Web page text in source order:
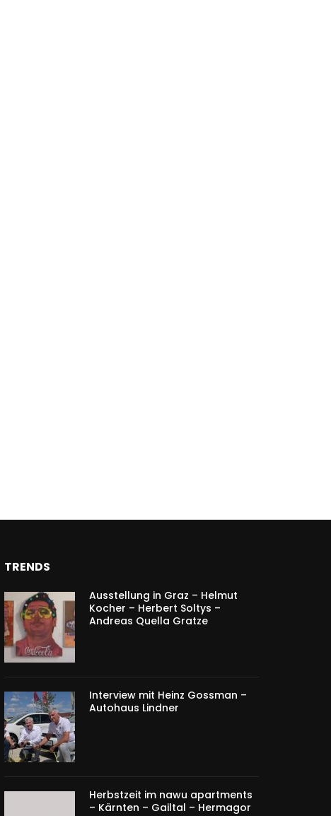
TRENDS
Ausstellung in Graz – Helmut
Kocher – Herbert Soltys –
Andreas Quella Gratze
Interview mit Heinz Gossman –
Autohaus Lindner
Herbstzeit im nawu apartments
– Kärnten – Gailtal – Hermagor